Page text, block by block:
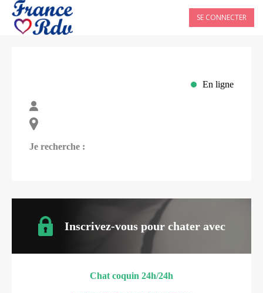
SE CONNECTER
En ligne
Je recherche :
Inscrivez-vous pour chater avec
Chat coquin 24h/24h